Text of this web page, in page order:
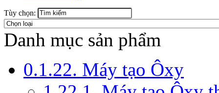
Tùy chọn:
Danh mục sản phẩm
0.1.22. Máy tạo Ôxy